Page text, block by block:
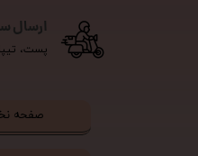
ارسال
پست،
صفحه